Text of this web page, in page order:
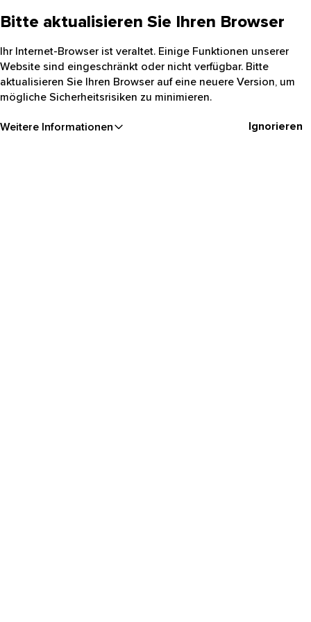
Bitte aktualisieren Sie Ihren Browser
Ihr Internet-Browser ist veraltet. Einige Funktionen unserer
Website sind eingeschränkt oder nicht verfügbar. Bitte
aktualisieren Sie Ihren Browser auf eine neuere Version, um
mögliche Sicherheitsrisiken zu minimieren.
Weitere Informationen Ignorieren